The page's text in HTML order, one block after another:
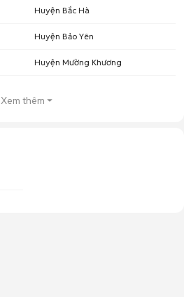
Huyện Bắc Hà
Huyện Bảo Yên
Huyện Mường Khương
Xem thêm